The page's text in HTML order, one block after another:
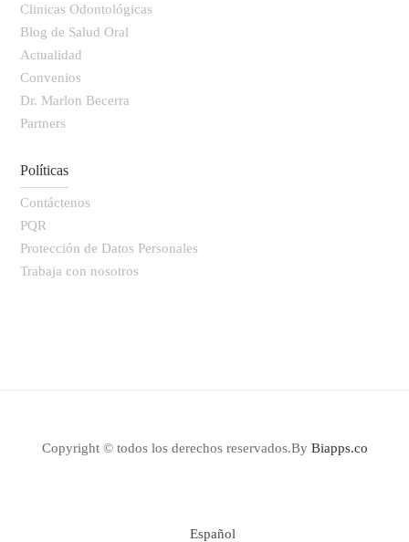
Clinicas Odontológicas
Blog de Salud Oral
Actualidad
Convenios
Dr. Marlon Becerra
Partners
Políticas
Contáctenos
PQR
Protección de Datos Personales
Trabaja con nosotros
Copyright © todos los derechos reservados.By Biapps.co
Español